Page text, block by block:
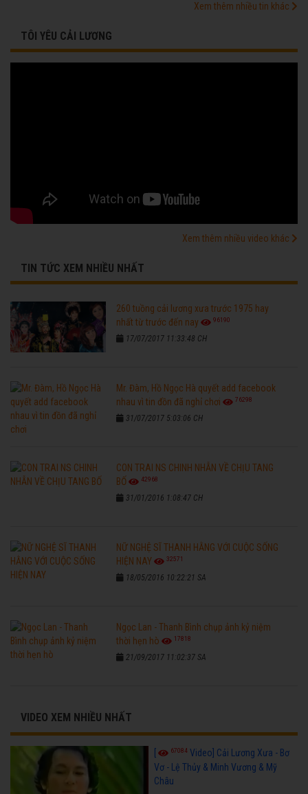
Xem thêm nhiều tin khác
TÔI YÊU CẢI LƯƠNG
Xem thêm nhiều video khác
TIN TỨC XEM NHIỀU NHẤT
260 tuồng cải lương xưa trước 1975 hay
nhất từ trước đến nay
96190
17/07/2017 11:33:48 CH
Mr. Đàm, Hồ Ngọc Hà quyết add facebook
nhau vì tin đồn đã nghỉ chơi
76298
31/07/2017 5:03:06 CH
CON TRAI NS CHINH NHẪN VỀ CHỊU TANG
BỐ
42968
31/01/2016 1:08:47 CH
NỮ NGHỆ SĨ THANH HẰNG VỚI CUỘC SỐNG
HIỆN NAY
32571
18/05/2016 10:22:21 SA
Ngọc Lan - Thanh Bình chụp ảnh kỷ niệm
thời hẹn hò
17818
21/09/2017 11:02:37 SA
VIDEO XEM NHIỀU NHẤT
[ 67084 Video] Cải Lương Xưa - Bơ
Vơ - Lệ Thủy & Minh Vương & Mỹ
Châu